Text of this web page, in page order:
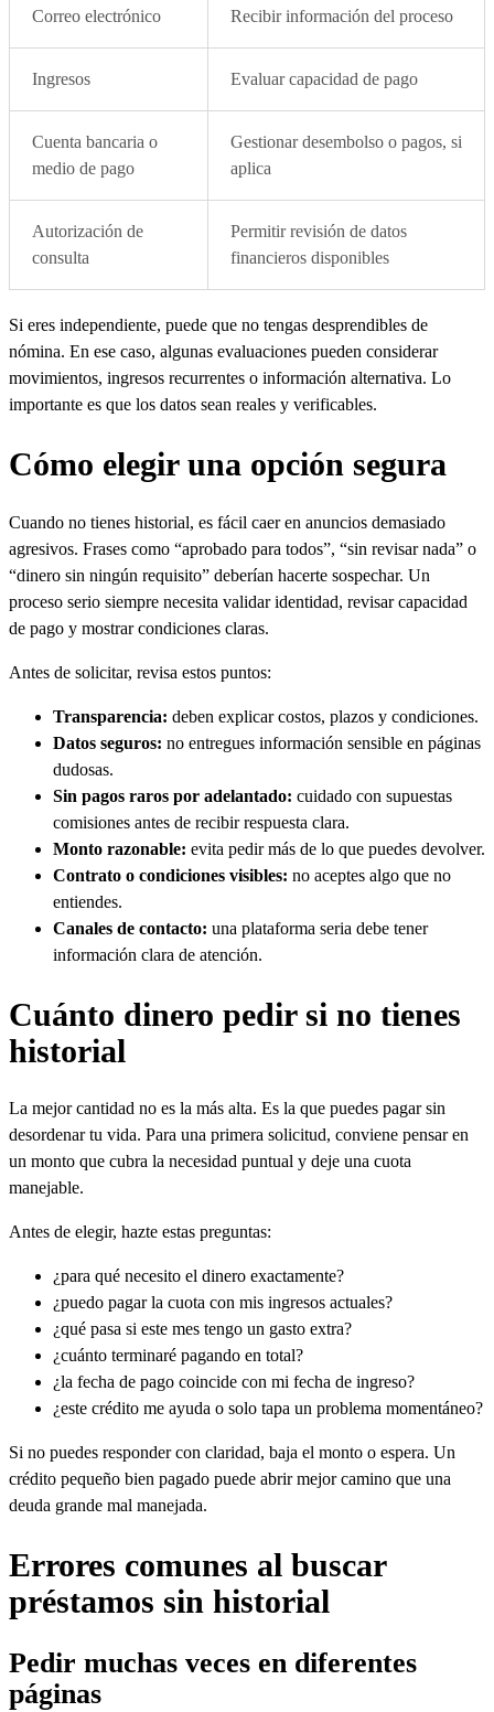
Correo electrónico Recibir información del proceso
Ingresos Evaluar capacidad de pago
Cuenta bancaria o
medio de pago
Gestionar desembolso o pagos, si
aplica
Autorización de
consulta
Permitir revisión de datos
financieros disponibles
Si eres independiente, puede que no tengas desprendibles de
nómina. En ese caso, algunas evaluaciones pueden considerar
movimientos, ingresos recurrentes o información alternativa. Lo
importante es que los datos sean reales y verificables.
Cómo elegir una opción segura
Cuando no tienes historial, es fácil caer en anuncios demasiado
agresivos. Frases como “aprobado para todos”, “sin revisar nada” o
“dinero sin ningún requisito” deberían hacerte sospechar. Un
proceso serio siempre necesita validar identidad, revisar capacidad
de pago y mostrar condiciones claras.
Antes de solicitar, revisa estos puntos:
Transparencia: deben explicar costos, plazos y condiciones.
Datos seguros: no entregues información sensible en páginas
dudosas.
Sin pagos raros por adelantado: cuidado con supuestas
comisiones antes de recibir respuesta clara.
Monto razonable: evita pedir más de lo que puedes devolver.
Contrato o condiciones visibles: no aceptes algo que no
entiendes.
Canales de contacto: una plataforma seria debe tener
información clara de atención.
Cuánto dinero pedir si no tienes
historial
La mejor cantidad no es la más alta. Es la que puedes pagar sin
desordenar tu vida. Para una primera solicitud, conviene pensar en
un monto que cubra la necesidad puntual y deje una cuota
manejable.
Antes de elegir, hazte estas preguntas:
¿para qué necesito el dinero exactamente?
¿puedo pagar la cuota con mis ingresos actuales?
¿qué pasa si este mes tengo un gasto extra?
¿cuánto terminaré pagando en total?
¿la fecha de pago coincide con mi fecha de ingreso?
¿este crédito me ayuda o solo tapa un problema momentáneo?
Si no puedes responder con claridad, baja el monto o espera. Un
crédito pequeño bien pagado puede abrir mejor camino que una
deuda grande mal manejada.
Errores comunes al buscar
préstamos sin historial
Pedir muchas veces en diferentes
páginas